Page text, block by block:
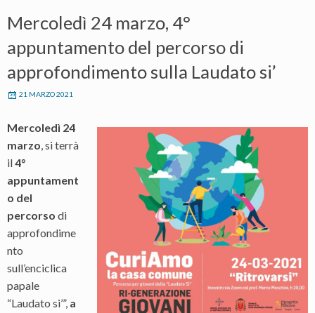
Mercoledì 24 marzo, 4°
appuntamento del percorso di
approfondimento sulla Laudato si’
21 MARZO 2021
Mercoledì 24
marzo , si terrà
il4°
appuntament
o del
percorso di
approfondime
nto
sull’enciclica
papale
“Laudato si’”, a